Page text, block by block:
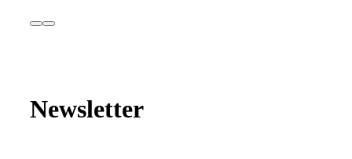
Newsletter